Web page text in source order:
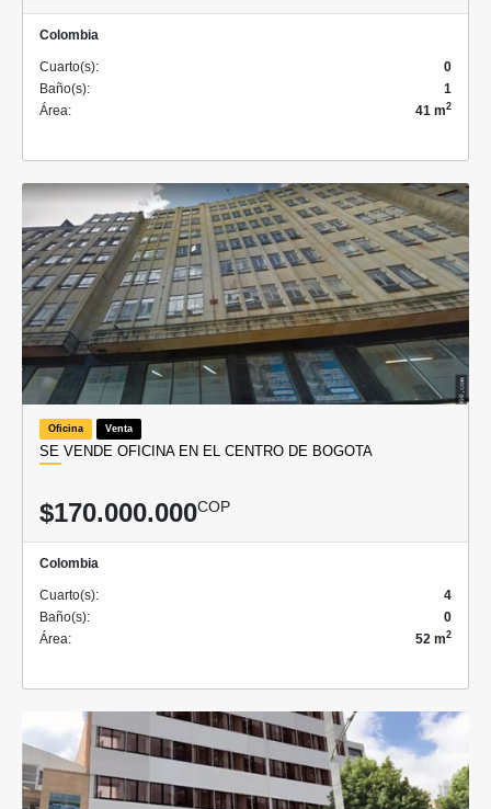
Colombia
Cuarto(s):
0
Baño(s):
1
Área:
41 m2
Oficina Venta
SE VENDE OFICINA EN EL CENTRO DE BOGOTA
$170.000.000COP
Colombia
Cuarto(s):
4
Baño(s):
0
Área:
52 m2